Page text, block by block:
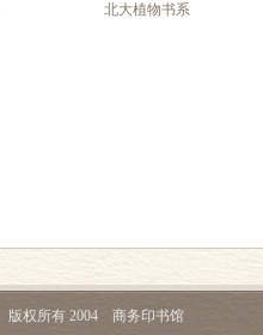
北大植物书系
版权所有 2004 商务印书馆